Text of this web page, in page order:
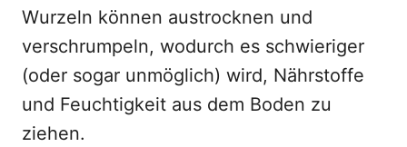
Wurzeln können austrocknen und
verschrumpeln, wodurch es schwieriger
(oder sogar unmöglich) wird, Nährstoffe
und Feuchtigkeit aus dem Boden zu
ziehen.